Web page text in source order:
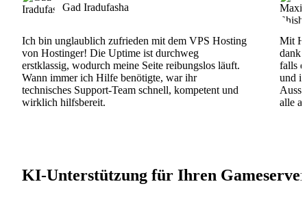
Gad Iradufasha
Ich bin unglaublich zufrieden mit dem VPS Hosting
von Hostinger! Die Uptime ist durchweg
erstklassig, wodurch meine Seite reibungslos läuft.
Wann immer ich Hilfe benötigte, war ihr
technisches Support-Team schnell, kompetent und
wirklich hilfsbereit.
Mit
dank
falls
und
alle
KI-Unterstützung für Ihren Gameserver